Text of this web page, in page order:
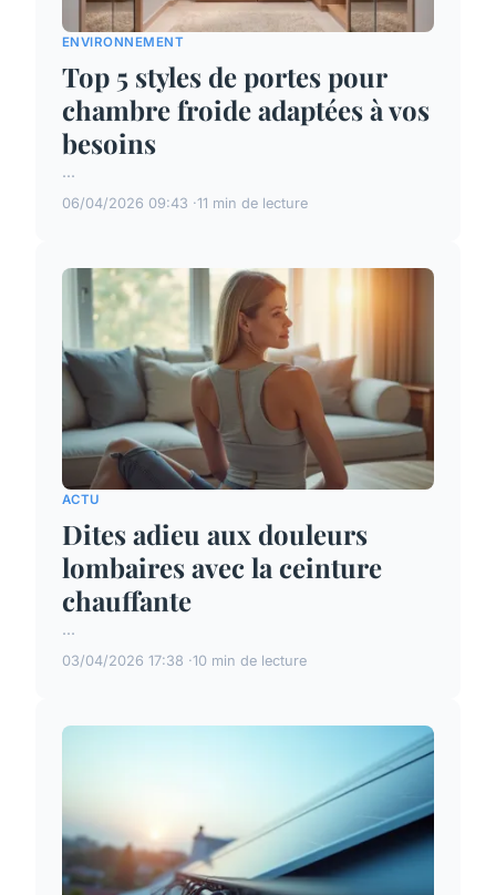
ENVIRONNEMENT
Top 5 styles de portes pour
chambre froide adaptées à vos
besoins
...
06/04/2026 09:43 11 min de lecture
ACTU
Dites adieu aux douleurs
lombaires avec la ceinture
chauffante
...
03/04/2026 17:38 10 min de lecture